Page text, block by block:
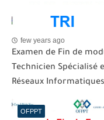
few years ago
Examen de Fin de
Technicien Spécialisé
Réseaux Informatiques
OFPPT